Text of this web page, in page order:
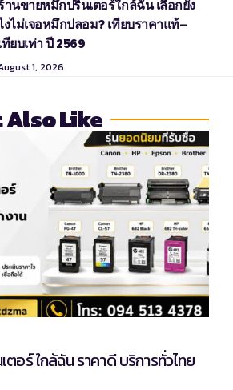
านขายหมึกปริ้นเตอร์ใกล้ฉัน เลือกยัง
งไม่เจอหมึกปลอม? เทียบราคาแท้–
ทียบเท่า ปี 2569
1, 2026
Also Like
อร์ ใกล้ฉัน ราคาดี บริการทั่วไทย